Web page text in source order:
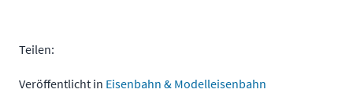
Teilen:
Veröffentlicht in Eisenbahn & Modelleisenbahn